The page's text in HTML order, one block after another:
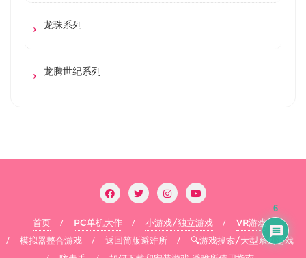
龙珠系列
龙腾世纪系列
首页 PC单机大作 小游戏/独立游戏
VR游戏
模拟器整合游戏
返回简版避难所
🔍游戏搜索/大型系列游戏
6